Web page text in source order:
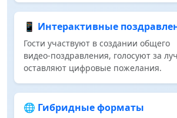
📱 Интерактивные
Гости участвуют в создании общего
видео‑поздравления, голосуют за
оставляют цифровые пожелания.
🌐 Гибридные форматы